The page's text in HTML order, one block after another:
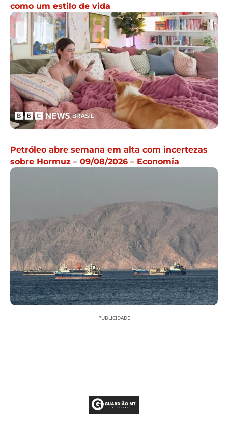
como um estilo de vida
Petróleo abre semana em alta com incertezas
sobre Hormuz – 09/08/2026 – Economia
PUBLICIDADE